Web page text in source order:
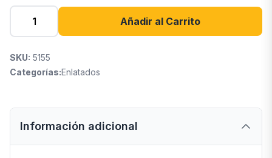
Añadir al Carrito
SKU: 5155
Categorías:Enlatados
Información adicional